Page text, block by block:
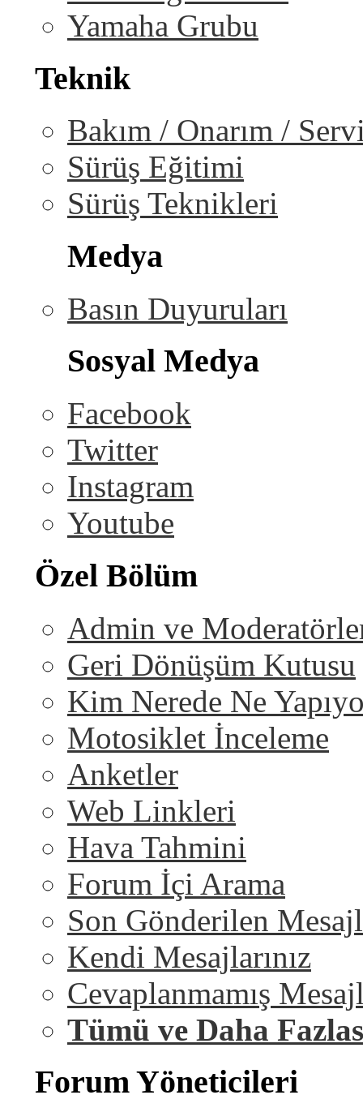
Yamaha Grubu
Teknik
Bakım / Onarım /
Sürüş Eğitimi
Sürüş Teknikleri
Medya
Basın Duyuruları
Sosyal Medya
Facebook
Twitter
Instagram
Youtube
Özel Bölüm
Admin ve
Geri Dönüşüm Kutusu
Kim Nerede Ne
Motosiklet İnceleme
Anketler
Web Linkleri
Hava Tahmini
Forum İçi Arama
Son Gönderilen
Kendi Mesajlarınız
Cevaplanmamış
Tümü ve Daha
Forum Yöneticileri